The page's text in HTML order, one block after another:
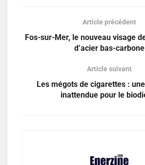
Article précédent
Fos-sur-Mer, le nouveau visage
d’acier bas-carbone
Article suivant
Les mégots de cigarettes :
inattendue pour le